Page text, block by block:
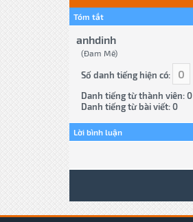
Tóm tắt
anhdinh
(Đam Mê)
Số danh tiếng hiện có: 0
Danh tiếng từ thành viên: 0
Danh tiếng từ bài viết: 0
Lời bình luận